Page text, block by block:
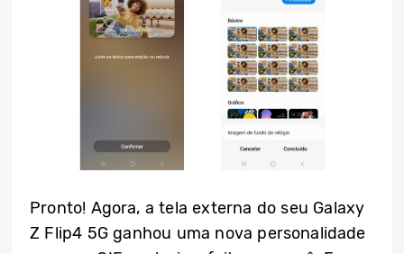
Pronto! Agora, a tela externa do seu Galaxy
Z Flip4 5G ganhou uma nova personalidade